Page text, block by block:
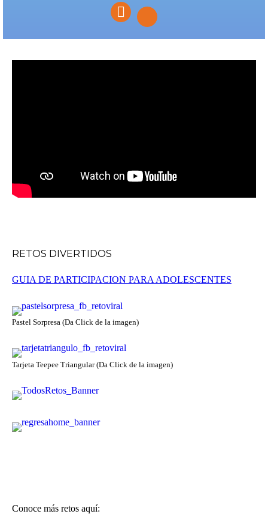
RETOS DIVERTIDOS
GUIA DE PARTICIPACION PARA ADOLESCENTES
Pastel Sorpresa (Da Click de la imagen)
Tarjeta Teepee Triangular (Da Click de la imagen)
Conoce más retos aquí: